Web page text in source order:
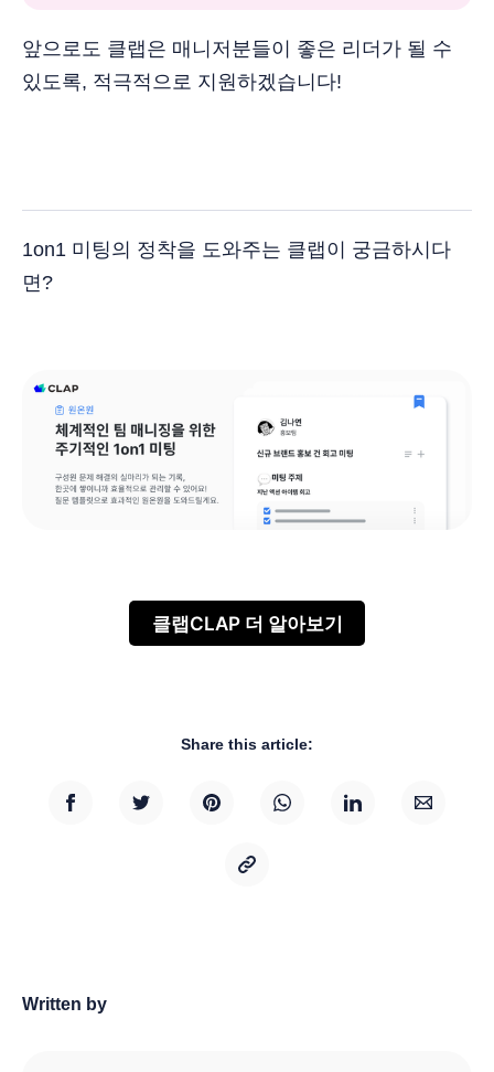
앞으로도 클랩은 매니저분들이 좋은 리더가 될 수
있도록, 적극적으로 지원하겠습니다!
1on1 미팅의 정착을 도와주는 클랩이 궁금하시다
면?
클랩CLAP 더 알아보기
Share this article:
Written by